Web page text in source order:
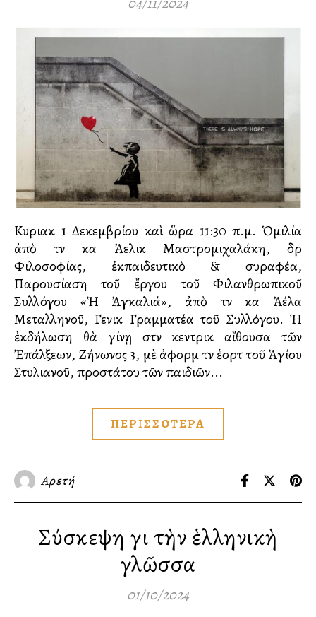
Κυριακὴ 1 Δεκεμβρίου καὶ ὥρα 11:30 π.μ. Ὁμιλία
ἀπὸ τὴν κα Ἀγγελικὴ Μαστρομιχαλάκη, δρ
Φιλοσοφίας, ἐκπαιδευτικὸ & συγγραφέα,
Παρουσίαση τοῦ ἔργου τοῦ Φιλανθρωπικοῦ
Συλλόγου «Ἡ Ἀγκαλιά», ἀπὸ τὴν κα Ἀγγέλα
Μεταλληνοῦ, Γενικὴ Γραμματέα τοῦ Συλλόγου. Ἡ
ἐκδήλωση θὰ γίνῃ στὴν κεντρικὴ αἴθουσα τῶν
Ἐπάλξεων, Ζήνωνος 3, μὲ ἀφορμὴ τὴν ἑορτὴ τοῦ Ἁγίου
Στυλιανοῦ, προστάτου τῶν παιδιῶν...
ΠΕΡΙΣΣΟΤΕΡΑ
Αρετή
Σύσκεψη γιὰ τὴν ἑλληνικὴ
γλῶσσα
01/10/2024